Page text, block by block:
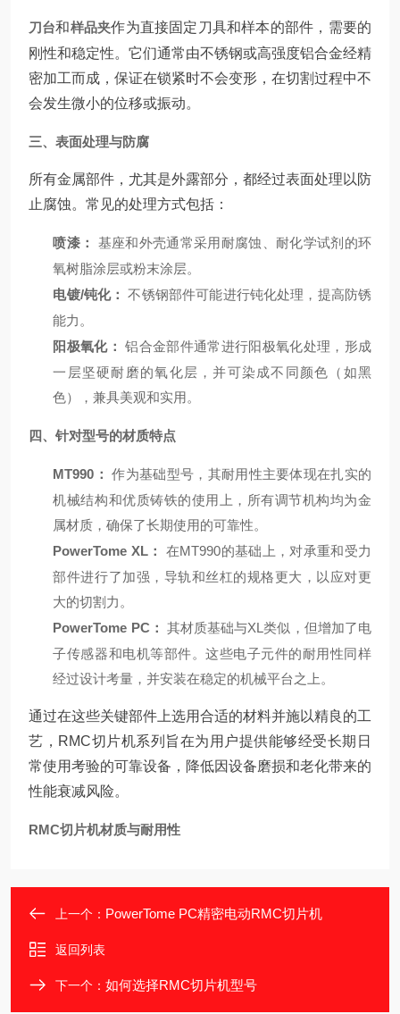
刀台和样品夹作为直接固定刀具和样本的部件，需要的
刚性和稳定性。它们通常由不锈钢或高强度铝合金经精
密加工而成，保证在锁紧时不会变形，在切割过程中不
会发生微小的位移或振动。
三、表面处理与防腐
所有金属部件，尤其是外露部分，都经过表面处理以防
止腐蚀。常见的处理方式包括：
喷漆：
基座和外壳通常采用耐腐蚀、耐化学试剂的环
氧树脂涂层或粉末涂层。
电镀/钝化： 不锈钢部件可能进行钝化处理，提高防锈
能力。
阳极氧化： 铝合金部件通常进行阳极氧化处理，形成
一层坚硬耐磨的氧化层，并可染成不同颜色（如黑
色），兼具美观和实用。
四、针对型号的材质特点
MT990： 作为基础型号，其耐用性主要体现在扎实的
机械结构和优质铸铁的使用上，所有调节机构均为金
属材质，确保了长期使用的可靠性。
PowerTome XL：
在MT990的基础上，对承重和受力
部件进行了加强，导轨和丝杠的规格更大，以应对更
大的切割力。
PowerTome PC： 其材质基础与XL类似，但增加了电
子传感器和电机等部件。这些电子元件的耐用性同样
经过设计考量，并安装在稳定的机械平台之上。
通过在这些关键部件上选用合适的材料并施以精良的工
艺，RMC切片机系列旨在为用户提供能够经受长期日
常使用考验的可靠设备，降低因设备磨损和老化带来的
性能衰减风险。
RMC切片机材质与耐用性
上一个： PowerTome PC精密电动RMC切片机
返回列表
下一个： 如何选择RMC切片机型号